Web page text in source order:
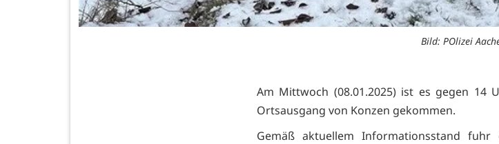
Bild: POlizei
Am Mittwoch (08.01.2025) ist es gegen 14
Ortsausgang von Konzen gekommen.
Gemäß aktuellem Informationsstand